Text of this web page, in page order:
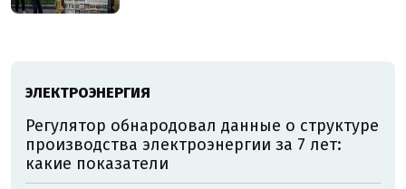
ЭЛЕКТРОЭНЕРГИЯ
Регулятор обнародовал данные о структуре
производства электроэнергии за 7 лет:
какие показатели